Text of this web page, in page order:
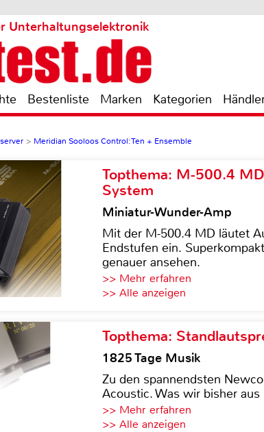
Unterhaltungselektronik
Bestenliste Marken Kategorien
> Meridian Sooloos Control: Ten + Ensemble
Topthema: M-500.4
System
Miniatur-Wunder-Amp
Mit der M-500.4 MD läutet
Endstufen ein.
genauer ansehen.
>> Mehr erfahren
>> Alle anzeigen
Topthema:
1825 Tage Musik
Zu den spannendsten
Acoustic. Was wir bisher
>> Mehr erfahren
>> Alle anzeigen